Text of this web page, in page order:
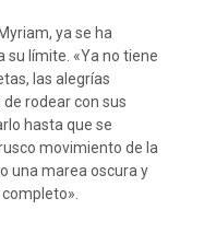
ya se ha
su límite. «Ya no tiene
las alegrías
rodear con sus
hasta que se
movimiento de la
una marea oscura y